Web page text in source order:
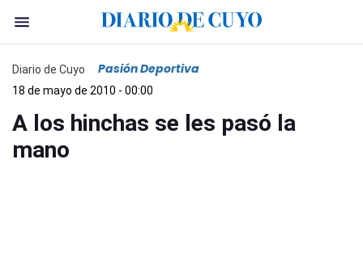
Diario de Cuyo Pasión Deportiva
18 de mayo de 2010 - 00:00
A los hinchas se les pasó la
mano